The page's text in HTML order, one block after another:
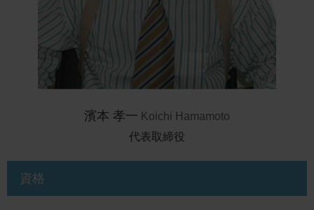
濱本 孝一 Koichi Hamamoto
代表取締役
資格